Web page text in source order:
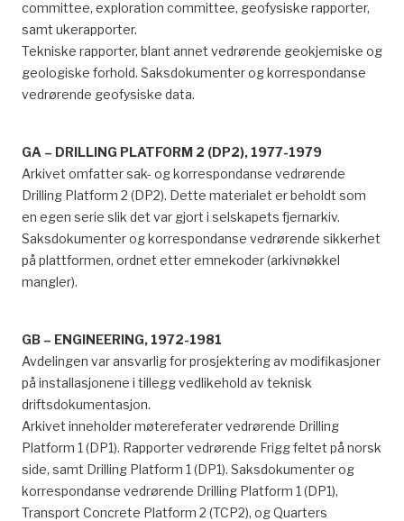
committee, exploration committee, geofysiske rapporter,
samt ukerapporter.
Tekniske rapporter, blant annet vedrørende geokjemiske og
geologiske forhold. Saksdokumenter og korrespondanse
vedrørende geofysiske data.
GA – DRILLING PLATFORM 2 (DP2), 1977-1979
Arkivet omfatter sak- og korrespondanse vedrørende
Drilling Platform 2 (DP2). Dette materialet er beholdt som
en egen serie slik det var gjort i selskapets fjernarkiv.
Saksdokumenter og korrespondanse vedrørende sikkerhet
på plattformen, ordnet etter emnekoder (arkivnøkkel
mangler).
GB – ENGINEERING, 1972-1981
Avdelingen var ansvarlig for prosjektering av modifikasjoner
på installasjonene i tillegg vedlikehold av teknisk
driftsdokumentasjon.
Arkivet inneholder møtereferater vedrørende Drilling
Platform 1 (DP1). Rapporter vedrørende Frigg feltet på norsk
side, samt Drilling Platform 1 (DP1). Saksdokumenter og
korrespondanse vedrørende Drilling Platform 1 (DP1),
Transport Concrete Platform 2 (TCP2), og Quarters